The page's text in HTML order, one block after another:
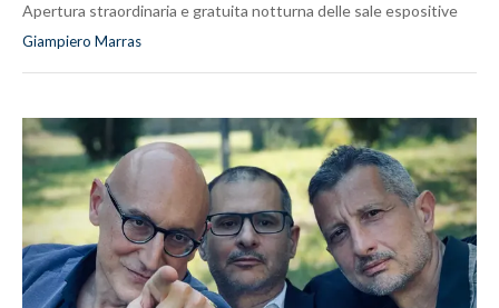
Apertura straordinaria e gratuita notturna delle sale espositive
Giampiero Marras